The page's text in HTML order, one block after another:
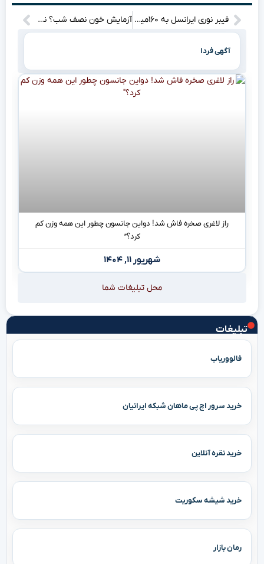
تبلیغات
فالووریاب
خرید سرور اچ پی ماهان شبکه ایرانیان
خرید نقره آنلاین
خرید شیشه سکوریت
رمان بازار
فیبر نوری ایرانسل به ۱۶۰مین شهر رسید آزمایش خون نصف شب؟ نگران نباش، آزمایشگاه سیار اومده در خونت! (غرب تهران، ۲۴ ساعته)
آگهی فردا
راز لاغری صخره فاش شد! دواین جانسون چطور این همه وزن کم
کرد؟”
شهریور ۱۱, ۱۴۰۴
محل تبلیغات شما